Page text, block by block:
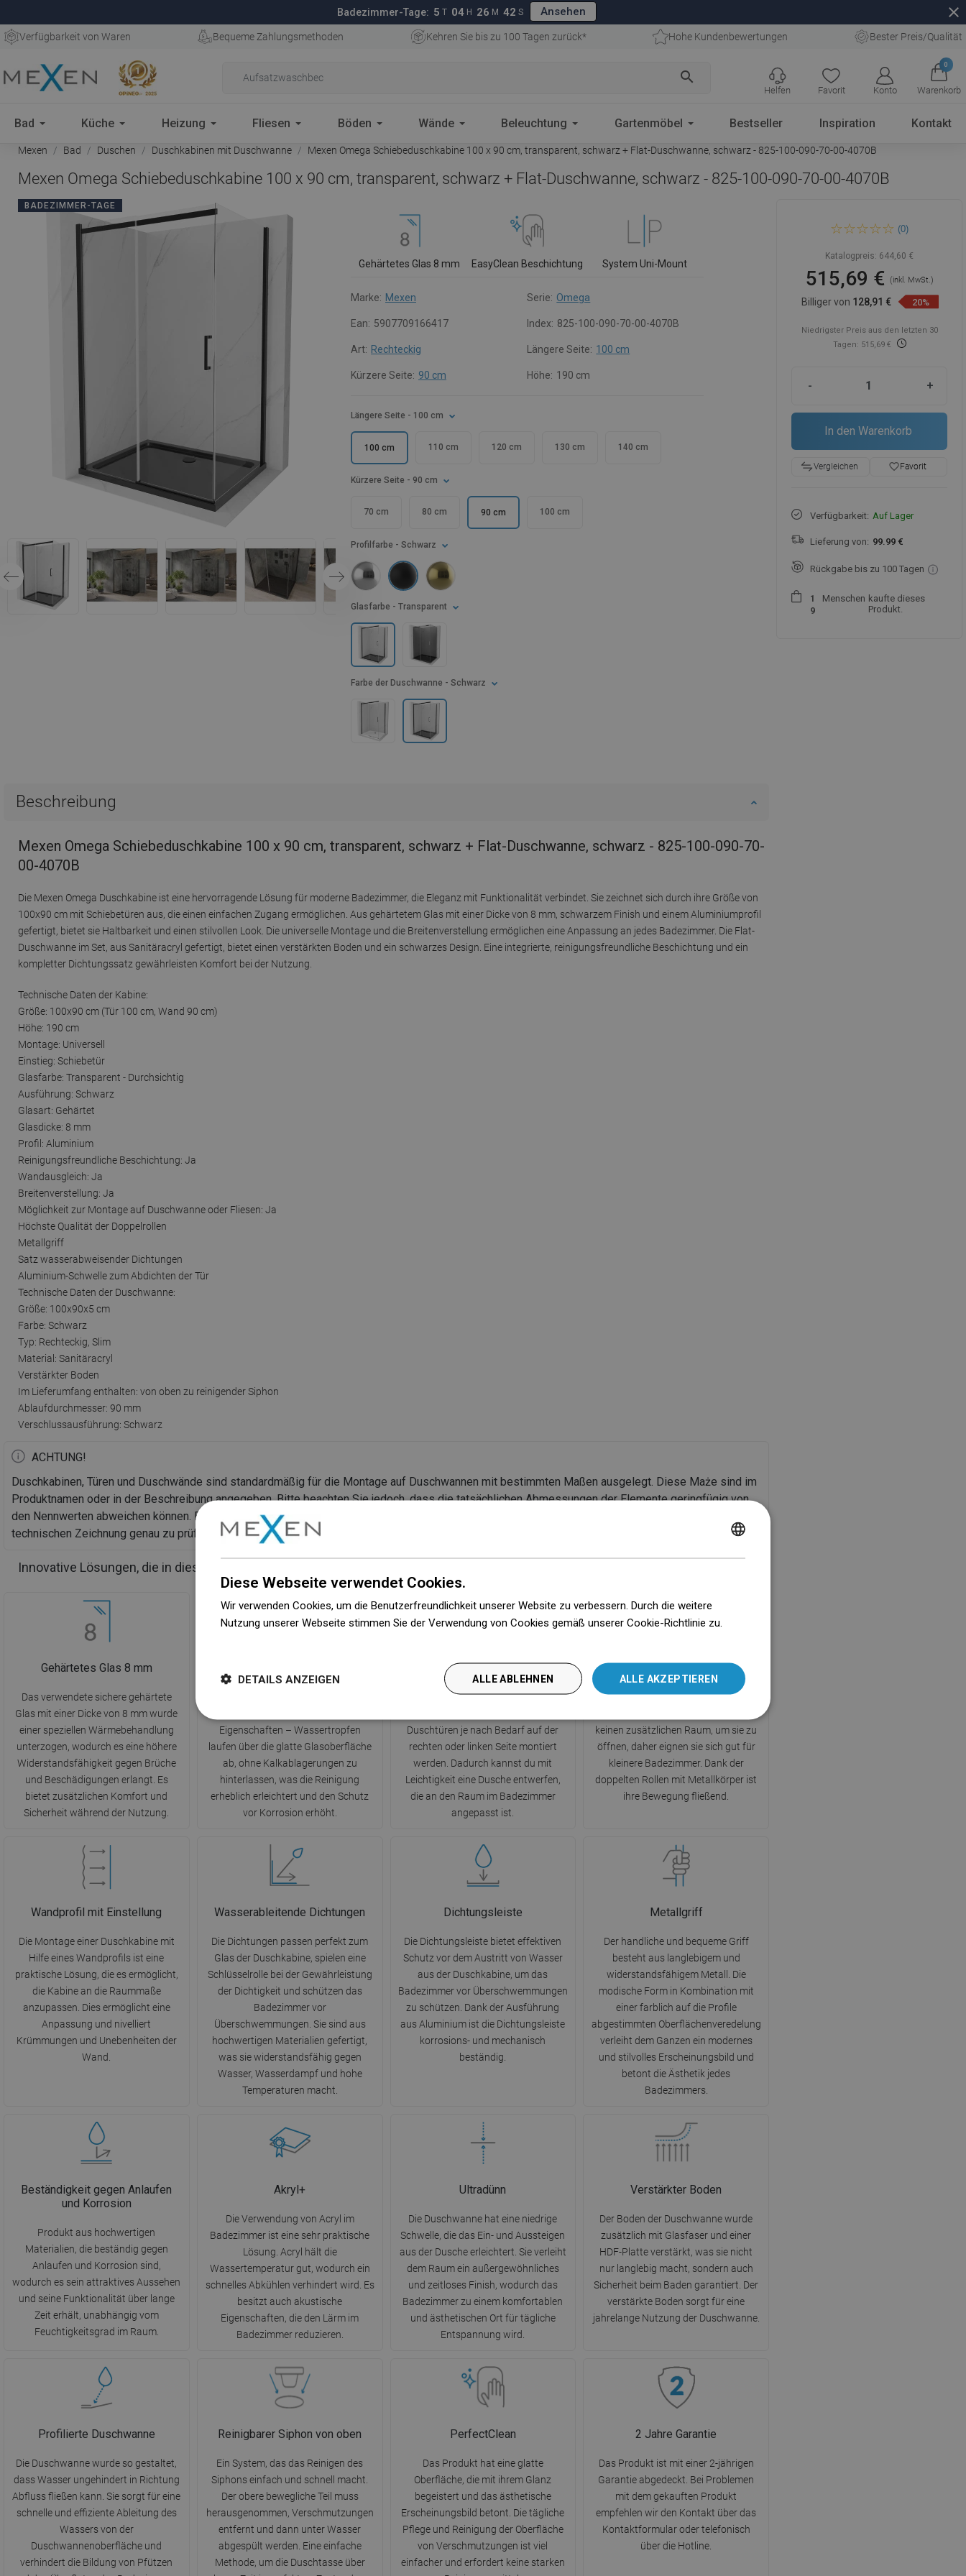
Badezimmer-Tage: 5 T 04 H 26 M 41 S Ansehen close
Verfügbarkeit von Waren Bequeme Zahlungsmethoden Kehren Sie bis zu 100 Tagen zurück* Hohe Kundenbewertungen Bester Preis/Qualität
search
Favorit Konto
0
Warenkorb
Helfen
Bad Küche Heizung Fliesen Böden Wände Beleuchtung Gartenmöbel Bestseller Inspiration Kontakt
Mexen Bad Duschen Duschkabinen mit Duschwanne Mexen Omega Schiebeduschkabine 100 x 90 cm, transparent, schwarz + Flat-Duschwanne, schwarz - 825-100-090-70-00-4070B
Mexen Omega Schiebeduschkabine 100 x 90 cm, transparent, schwarz + Flat-Duschwanne, schwarz - 825-100-090-70-00-4070B
BADEZIMMER-TAGE
Gehärtetes Glas 8 mm EasyClean Beschichtung System Uni-Mount
Marke: Mexen Serie: Omega
Ean: 5907709166417 Index: 825-100-090-70-00-4070B
Art: Rechteckig Längere Seite: 100 cm
Kürzere Seite: 90 cm Höhe: 190 cm
Längere Seite - 100 cm
100 cm 110 cm 120 cm 130 cm 140 cm
Kürzere Seite - 90 cm
70 cm 80 cm 90 cm 100 cm
Glasfarbe - Transparent
Profilfarbe - Schwarz
Farbe der Duschwanne - Schwarz
Beschreibung
Mexen Omega Schiebeduschkabine 100 x 90 cm, transparent, schwarz + Flat-Duschwanne, schwarz - 825-100-090-70-
00-4070B
Die Mexen Omega Duschkabine ist eine hervorragende Lösung für moderne Badezimmer, die Eleganz mit Funktionalität verbindet. Sie zeichnet sich durch ihre Größe von
100x90 cm mit Schiebetüren aus, die einen einfachen Zugang ermöglichen. Aus gehärtetem Glas mit einer Dicke von 8 mm, schwarzem Finish und einem Aluminiumprofil
gefertigt, bietet sie Haltbarkeit und einen stilvollen Look. Die universelle Montage und die Breitenverstellung ermöglichen eine Anpassung an jedes Badezimmer. Die Flat-
Duschwanne im Set, aus Sanitäracryl gefertigt, bietet einen verstärkten Boden und ein schwarzes Design. Eine integrierte, reinigungsfreundliche Beschichtung und ein
kompletter Dichtungssatz gewährleisten Komfort bei der Nutzung.
Technische Daten der Kabine:
Größe: 100x90 cm (Tür 100 cm, Wand 90 cm)
Höhe: 190 cm
Montage: Universell
Einstieg: Schiebetür
Glasfarbe: Transparent - Durchsichtig
Ausführung: Schwarz
Glasart: Gehärtet
Glasdicke: 8 mm
Profil: Aluminium
Reinigungsfreundliche Beschichtung: Ja
Wandausgleich: Ja
Breitenverstellung: Ja
Möglichkeit zur Montage auf Duschwanne oder Fliesen: Ja
Höchste Qualität der Doppelrollen
Metallgriff
Satz wasserabweisender Dichtungen
Aluminium-Schwelle zum Abdichten der Tür
Technische Daten der Duschwanne:
Größe: 100x90x5 cm
Farbe: Schwarz
Typ: Rechteckig, Slim
Material: Sanitäracryl
Verstärkter Boden
Im Lieferumfang enthalten: von oben zu reinigender Siphon
Ablaufdurchmesser: 90 mm
Verschlussausführung: Schwarz
ACHTUNG!
Duschkabinen, Türen und Duschwände sind standardmäßig für die Montage auf Duschwannen mit bestimmten Maßen ausgelegt. Diese Maże sind im
Produktnamen oder in der Beschreibung angegeben. Bitte beachten Sie jedoch, dass die tatsächlichen Abmessungen der Elemente geringfügig von
den Nennwerten abweichen können. Bei einer geplanten Bodenmontage wird empfohlen, die Außenmaße und die Anordnung der Elemente gemäß der
technischen Zeichnung genau zu prüfen.
Innovative Lösungen, die in diesem Produkt verwendet werden
Gehärtetes Glas 8 mm
Das verwendete sichere gehärtete
Glas mit einer Dicke von 8 mm wurde
einer speziellen Wärmebehandlung
unterzogen, wodurch es eine höhere
Widerstandsfähigkeit gegen Brüche
und Beschädigungen erlangt. Es
bietet zusätzlichen Komfort und
Sicherheit während der Nutzung.
Eigenschaften – Wassertropfen
laufen über die glatte Glasoberfläche
ab, ohne Kalkablagerungen zu
hinterlassen, was die Reinigung
erheblich erleichtert und den Schutz
vor Korrosion erhöht.
System Uni-Mount
Dank des universellen
Duschtüren je nach Bedarf auf der
rechten oder linken Seite montiert
werden. Dadurch kannst du mit
Leichtigkeit eine Dusche entwerfen,
die an den Raum im Badezimmer
angepasst ist.
Schiebetüren bewegen sich auf
keinen zusätzlichen Raum, um sie zu
öffnen, daher eignen sie sich gut für
kleinere Badezimmer. Dank der
doppelten Rollen mit Metallkörper ist
ihre Bewegung fließend.
Wandprofil mit Einstellung
Die Montage einer Duschkabine mit
Hilfe eines Wandprofils ist eine
praktische Lösung, die es ermöglicht,
die Kabine an die Raummaße
anzupassen. Dies ermöglicht eine
Anpassung und nivelliert
Krümmungen und Unebenheiten der
Wand.
Wasserableitende Dichtungen
Die Dichtungen passen perfekt zum
Glas der Duschkabine, spielen eine
Schlüsselrolle bei der Gewährleistung
der Dichtigkeit und schützen das
Badezimmer vor
Überschwemmungen. Sie sind aus
hochwertigen Materialien gefertigt,
was sie widerstandsfähig gegen
Wasser, Wasserdampf und hohe
Temperaturen macht.
Dichtungsleiste
Die Dichtungsleiste bietet effektiven
Schutz vor dem Austritt von Wasser
aus der Duschkabine, um das
Badezimmer vor Überschwemmungen
zu schützen. Dank der Ausführung
aus Aluminium ist die Dichtungsleiste
korrosions- und mechanisch
beständig.
Metallgriff
Der handliche und bequeme Griff
besteht aus langlebigem und
widerstandsfähigem Metall. Die
modische Form in Kombination mit
einer farblich auf die Profile
abgestimmten Oberflächenveredelung
verleiht dem Ganzen ein modernes
und stilvolles Erscheinungsbild und
betont die Ästhetik jedes
Badezimmers.
Beständigkeit gegen Anlaufen
und Korrosion
Produkt aus hochwertigen
Materialien, die beständig gegen
Anlaufen und Korrosion sind,
wodurch es sein attraktives Aussehen
und seine Funktionalität über lange
Zeit erhält, unabhängig vom
Feuchtigkeitsgrad im Raum.
Akryl+
Die Verwendung von Acryl im
Badezimmer ist eine sehr praktische
Lösung. Acryl hält die
Wassertemperatur gut, wodurch ein
schnelles Abkühlen verhindert wird. Es
besitzt auch akustische
Eigenschaften, die den Lärm im
Badezimmer reduzieren.
Ultradünn
Die Duschwanne hat eine niedrige
Schwelle, die das Ein- und Aussteigen
aus der Dusche erleichtert. Sie verleiht
dem Raum ein außergewöhnliches
und zeitloses Finish, wodurch das
Badezimmer zu einem komfortablen
und ästhetischen Ort für tägliche
Entspannung wird.
Verstärkter Boden
Der Boden der Duschwanne wurde
zusätzlich mit Glasfaser und einer
HDF-Platte verstärkt, was sie nicht
nur langlebig macht, sondern auch
Sicherheit beim Baden garantiert. Der
verstärkte Boden sorgt für eine
jahrelange Nutzung der Duschwanne.
Profilierte Duschwanne
Die Duschwanne wurde so gestaltet,
dass Wasser ungehindert in Richtung
Abfluss fließen kann. Sie sorgt für eine
schnelle und effiziente Ableitung des
Wassers von der
Duschwannenoberfläche und
verhindert die Bildung von Pfützen
Reinigbarer Siphon von oben
Ein System, das das Reinigen des
Siphons einfach und schnell macht.
Der obere bewegliche Teil muss
herausgenommen, Verschmutzungen
entfernt und dann unter Wasser
abgespült werden. Eine einfache
Methode, um die Duschtasse über
PerfectClean
Das Produkt hat eine glatte
Oberfläche, die mit ihrem Glanz
begeistert und das ästhetische
Erscheinungsbild betont. Die tägliche
Pflege und Reinigung der Oberfläche
von Verschmutzungen ist viel
einfacher und erfordert keine starken
2 Jahre Garantie
Das Produkt ist mit einer 2-jährigen
Garantie abgedeckt. Bei Problemen
mit dem gekauften Produkt
empfehlen wir den Kontakt über das
Kontaktformular oder telefonisch
über die Hotline.
Schiebeduschkabine 100 x
+ Flat-Duschwanne, schwarz
- 825-100-090-70-00-4070B
(0)
Katalogpreis: 644,60 €
515,69 € (inkl. MwSt.)
Billiger von 128,91 € 20%
Niedrigster Preis aus den letzten 30
Tagen: 515,69 €
- +
In den Warenkorb
Vergleichen favorite_borderFavorit
Verfügbarkeit: Auf Lager
Lieferung von: 99.99 €
Rückgabe bis zu 100 Tagen
1
9
Menschen kaufte dieses
Produkt.
LITHUANIAN
ROMANIAN
ITALIAN
SWEDISH
PORTUGUESE
GREEK
SLOVENIAN
Diese Webseite verwendet Cookies.
Wir verwenden Cookies, um die Benutzerfreundlichkeit unserer Website zu verbessern. Durch die weitere
Nutzung unserer Webseite stimmen Sie der Verwendung von Cookies gemäß unserer Cookie-Richtlinie zu.
ALLE AKZEPTIEREN
ALLE ABLEHNEN
DETAILS ANZEIGEN